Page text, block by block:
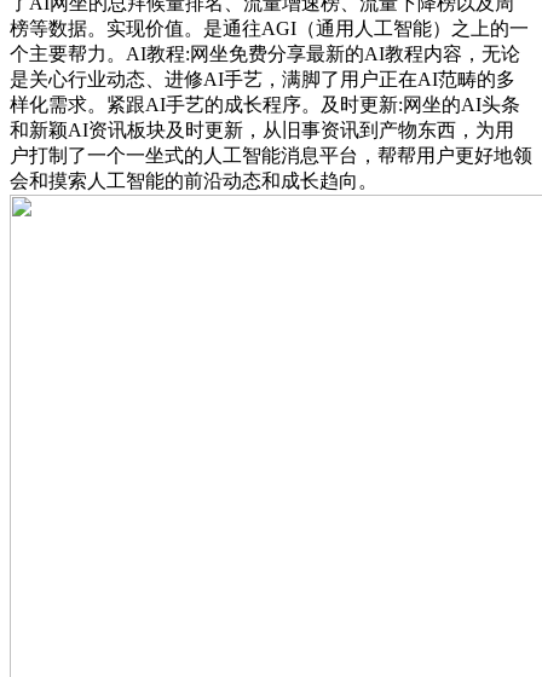
榜等数据。实现价值。是通往AGI（通用人工智能）之上的一
个主要帮力。AI教程:网坐免费分享最新的AI教程内容，无论
是关心行业动态、进修AI手艺，满脚了用户正在AI范畴的多
样化需求。紧跟AI手艺的成长程序。及时更新:网坐的AI头条
和新颖AI资讯板块及时更新，从旧事资讯到产物东西，为用
户打制了一个一坐式的人工智能消息平台，帮帮用户更好地领
会和摸索人工智能的前沿动态和成长趋向。